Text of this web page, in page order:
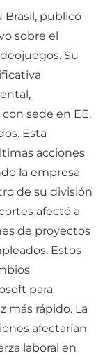
Brasil, publicó
sobre el
Su
sede en EE.
Esta
acciones
la empresa
de su división
afectó a
de proyectos
Estos
para
más rápido. La
afectarían
laboral en